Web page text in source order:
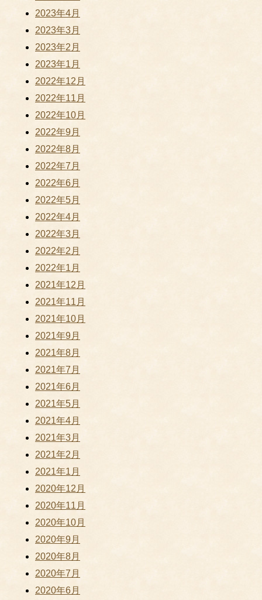
2023年4月
2023年3月
2023年2月
2023年1月
2022年12月
2022年11月
2022年10月
2022年9月
2022年8月
2022年7月
2022年6月
2022年5月
2022年4月
2022年3月
2022年2月
2022年1月
2021年12月
2021年11月
2021年10月
2021年9月
2021年8月
2021年7月
2021年6月
2021年5月
2021年4月
2021年3月
2021年2月
2021年1月
2020年12月
2020年11月
2020年10月
2020年9月
2020年8月
2020年7月
2020年6月